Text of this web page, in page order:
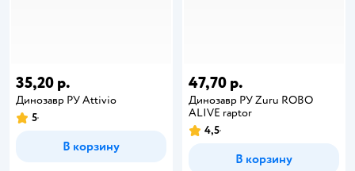
35,20 р.
Динозавр РУ Attivio
5
В корзину
47,70 р.
Динозавр РУ Zuru ROBO
ALIVE raptor
4,5
В корзину